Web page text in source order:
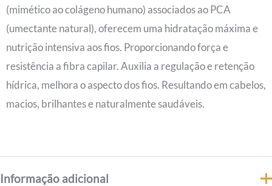
(mimético ao colágeno humano) associados ao PCA
(umectante natural), oferecem uma hidratação máxima e
nutrição intensiva aos fios. Proporcionando força e
resistência a fibra capilar. Auxilia a regulação e retenção
hídrica, melhora o aspecto dos fios. Resultando em cabelos,
macios, brilhantes e naturalmente saudáveis.
Informação adicional